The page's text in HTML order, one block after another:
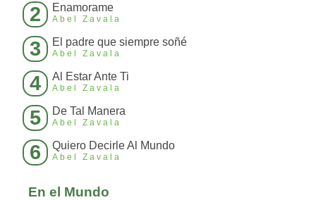
2 Enamorame
Abel Zavala
3 El padre que siempre soñé
Abel Zavala
4 Al Estar Ante Ti
Abel Zavala
5 De Tal Manera
Abel Zavala
6 Quiero Decirle Al Mundo
Abel Zavala
En el Mundo